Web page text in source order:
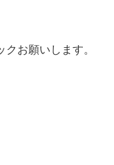
お願いします。